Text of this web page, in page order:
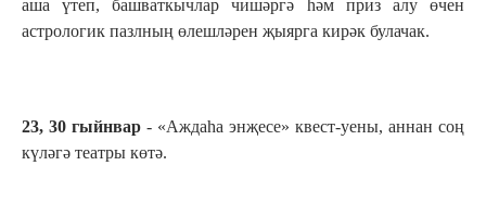
аша үтеп, башваткычлар чишәргә һәм приз алу өчен
астрологик пазлның өлешләрен җыярга кирәк булачак.
23, 30 гыйнвар - «Аждаһа энҗесе» квест-уены, аннан соң
күләгә театры көтә.